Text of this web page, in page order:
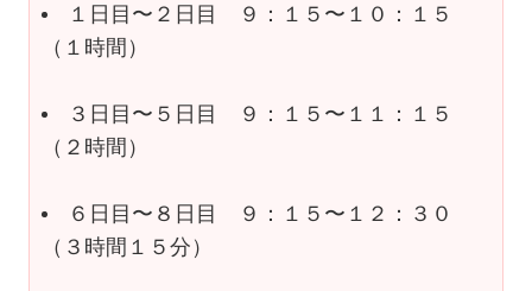
１日目〜２日目　９：１５〜１０：１５
（１時間）
３日目〜５日目　９：１５〜１１：１５
（２時間）
６日目〜８日目　９：１５〜１２：３０
（３時間１５分）